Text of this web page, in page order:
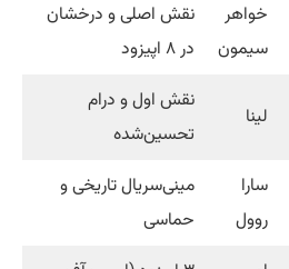
خواهر
سیمون
نقش اصلی و درخشان
در ۸ اپیزود
لینا
نقش اول و درام
تحسین‌شده
سارا
روول
مینی‌سریال تاریخی و
حماسی